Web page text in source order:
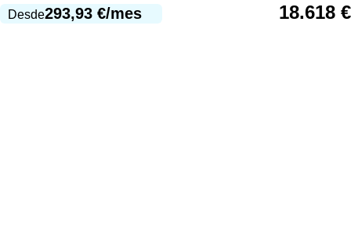
Desde293,93 €/mes 18.618 €